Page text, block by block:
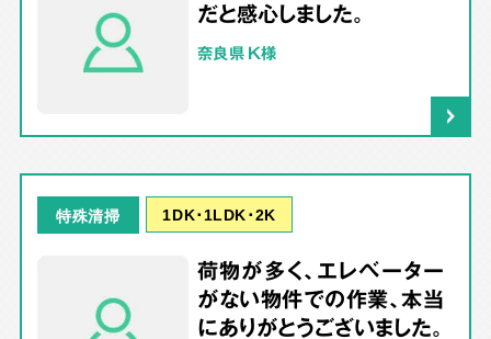
だと感心しました。
奈良県 K様
特殊清掃 1DK･1LDK･2K
荷物が多く、エレベーター
がない物件での作業、本当
にありがとうございました。